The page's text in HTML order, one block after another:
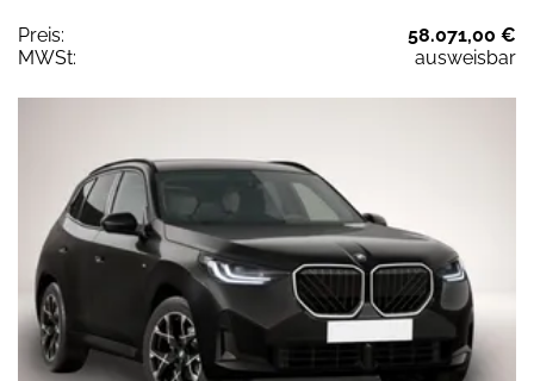
Preis:
58.071,00 €
MWSt:
ausweisbar